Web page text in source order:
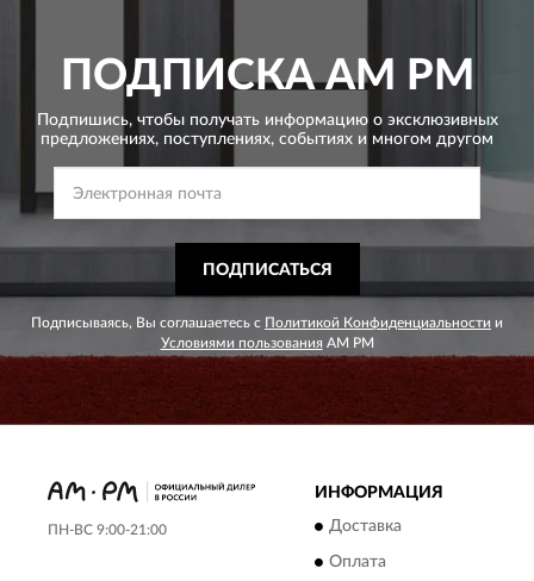
ПОДПИСКАAM PM
Подпишись, чтобы получать информацию о эксклюзивных
предложениях, поступлениях, событиях и многом другом
ПОДПИСАТЬСЯ
Подписываясь, Вы соглашаетесь с Политикой Конфиденциальности и
Условиями пользования AM PM
ПН-ВС 9:00-21:00
ИНФОРМАЦИЯ
Доставка
Оплата